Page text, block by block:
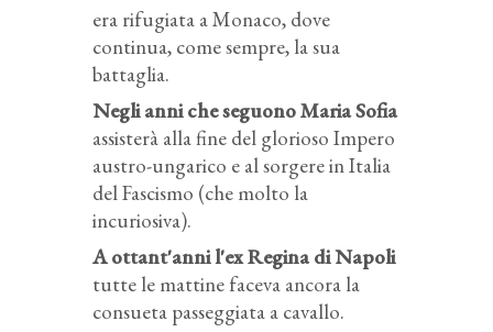
era rifugiata a Monaco, dove
continua, come sempre, la sua
battaglia.
Negli anni che seguono Maria Sofia
assisterà alla fine del glorioso Impero
austro-ungarico e al sorgere in Italia
del Fascismo (che molto la
incuriosiva).
A ottant'anni l'ex Regina di Napoli
tutte le mattine faceva ancora la
consueta passeggiata a cavallo.